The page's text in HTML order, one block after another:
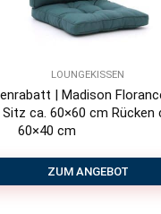
LOUNGEKISSEN
| Madison
ca. 60×60 cm Rücken
60×40 cm
ZUM ANGEBOT